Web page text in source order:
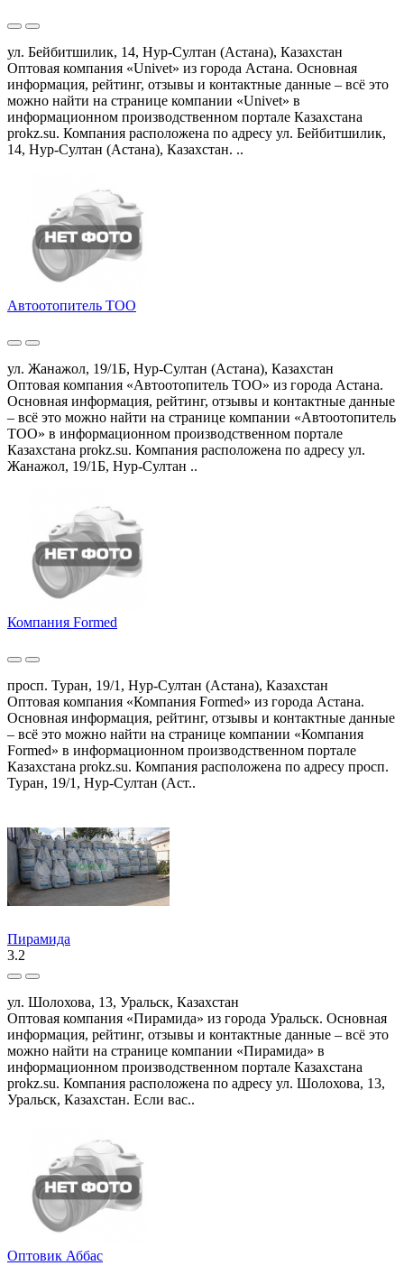
ул. Бейбитшилик, 14, Нур-Султан (Астана), Казахстан
Оптовая компания «Univet» из города Астана. Основная
информация, рейтинг, отзывы и контактные данные – всё это
можно найти на странице компании «Univet» в
информационном производственном портале Казахстана
prokz.su. Компания расположена по адресу ул. Бейбитшилик,
14, Нур-Султан (Астана), Казахстан. ..
Автоотопитель ТОО
ул. Жанажол, 19/1Б, Нур-Султан (Астана), Казахстан
Оптовая компания «Автоотопитель ТОО» из города Астана.
Основная информация, рейтинг, отзывы и контактные данные
– всё это можно найти на странице компании «Автоотопитель
ТОО» в информационном производственном портале
Казахстана prokz.su. Компания расположена по адресу ул.
Жанажол, 19/1Б, Нур-Султан ..
Компания Formed
просп. Туран, 19/1, Нур-Султан (Астана), Казахстан
Оптовая компания «Компания Formed» из города Астана.
Основная информация, рейтинг, отзывы и контактные данные
– всё это можно найти на странице компании «Компания
Formed» в информационном производственном портале
Казахстана prokz.su. Компания расположена по адресу просп.
Туран, 19/1, Нур-Султан (Аст..
Пирамида
3.2
ул. Шолохова, 13, Уральск, Казахстан
Оптовая компания «Пирамида» из города Уральск. Основная
информация, рейтинг, отзывы и контактные данные – всё это
можно найти на странице компании «Пирамида» в
информационном производственном портале Казахстана
prokz.su. Компания расположена по адресу ул. Шолохова, 13,
Уральск, Казахстан. Если вас..
Оптовик Аббас